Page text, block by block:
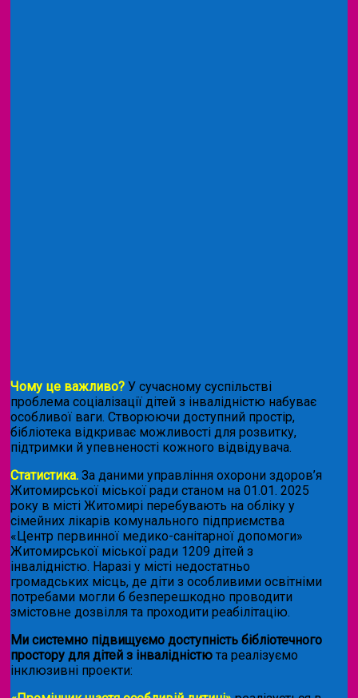
Чому це важливо? У сучасному суспільстві
проблема соціалізації дітей з інвалідністю набуває
особливої ваги. Створюючи доступний простір,
бібліотека відкриває можливості для розвитку,
підтримки й упевненості кожного відвідувача.
Статистика. За даними управління охорони здоров’я
Житомирської міської ради станом на 01.01. 2025
року в місті Житомирі перебувають на обліку у
сімейних лікарів комунального підприємства
«Центр первинної медико-санітарної допомоги»
Житомирської міської ради 1209 дітей з
інвалідністю. Наразі у місті недостатньо
громадських місць, де діти з особливими освітніми
потребами могли б безперешкодно проводити
змістовне дозвілля та проходити реабілітацію.
Ми системно підвищуємо доступність бібліотечного
простору для дітей з інвалідністю та реалізуємо
інклюзивні проекти: